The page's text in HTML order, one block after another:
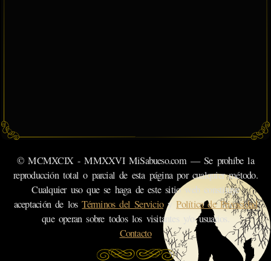
© MCMXCIX - MMXXVI MiSabueso.com — Se prohíbe la
reproducción total o parcial de esta página por cualquier método.
Cualquier uso que se haga de este sitio web constituye
aceptación de losTérminos del ServicioyPolítica de Privacidad
que operan sobre todos los visitantes y/o usuarios.
Contacto